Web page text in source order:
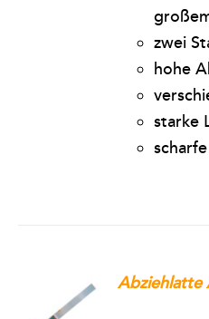
zwei
hohe
starke
Abziehlatte